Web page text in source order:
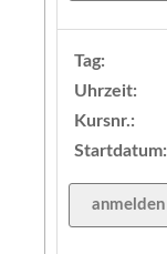
Tag:
Uhrzeit:
Kursnr.:
Startdatum: